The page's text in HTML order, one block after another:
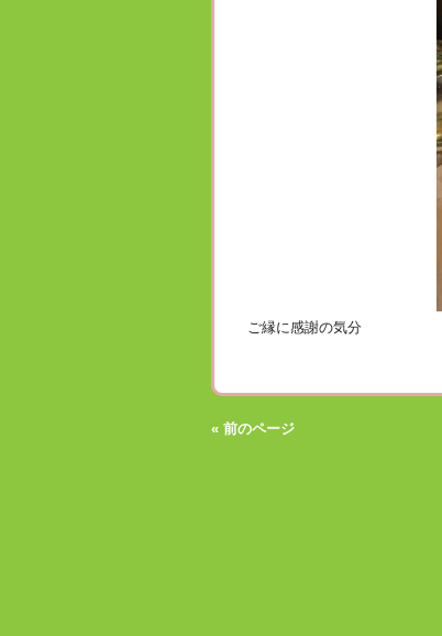
ご縁に感謝の気分
« 前のページ